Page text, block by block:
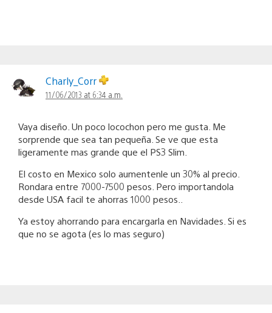
Charly_Corr
11/06/2013 at 6:34 a.m.
Vaya diseño. Un poco locochon pero me gusta. Me
sorprende que sea tan pequeña. Se ve que esta
ligeramente mas grande que el PS3 Slim.
El costo en Mexico solo aumentenle un 30% al precio.
Rondara entre 7000-7500 pesos. Pero importandola
desde USA facil te ahorras 1000 pesos..
Ya estoy ahorrando para encargarla en Navidades. Si es
que no se agota (es lo mas seguro)